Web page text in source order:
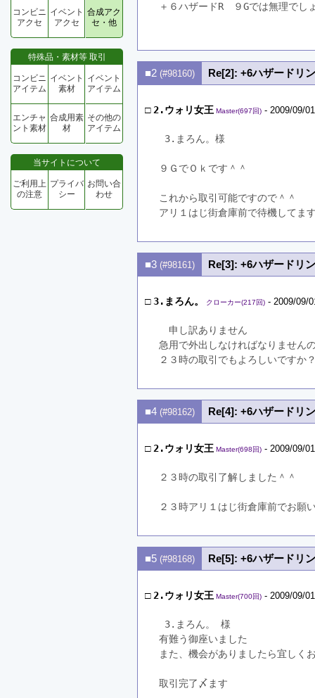
コンビニ
アクセ
イベント
アクセ
合成アク
セ・他
特殊品・素材等 取引
コンビニ
アイテム
イベント
素材
イベント
アイテム
エンチャ
ント素材
合成用素
材
その他の
アイテム
当サイトについて
ご利用上
の注意
プライバ
シー
お問い合
わせ
＋６ハザードR　９Gでは無理でし
■2 (#98160) Re[2]: +6ハザードリ
□ 2.ウォリ女王 Master(697回) - 2009/09/
3.まろん。様
９ＧでＯｋです＾＾
これから取引可能ですので＾＾
アリ１はじ街倉庫前で待機してま
■3 (#98161) Re[3]: +6ハザードリ
□3.まろん。 クローカー(217回) - 2009/09/
申し訳ありません
急用で外出しなければなりません
２３時の取引でもよろしいですか
■4 (#98162) Re[4]: +6ハザードリ
□ 2.ウォリ女王 Master(698回) - 2009/09/
２３時の取引了解しました＾＾
２３時アリ１はじ街倉庫前でお願
■5 (#98168) Re[5]: +6ハザードリ
□ 2.ウォリ女王 Master(700回) - 2009/09/
3.まろん。 様
有難う御座いました
また、機会がありましたら宜しく
取引完了〆ます